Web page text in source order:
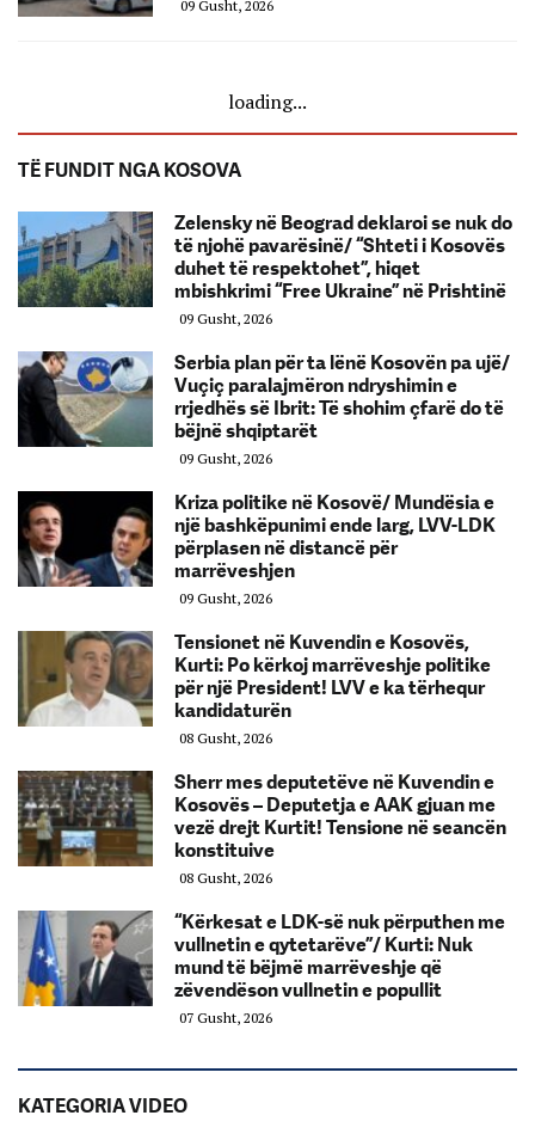
09 Gusht, 2026
loading...
TË FUNDIT NGA KOSOVA
Zelensky në Beograd deklaroi se nuk do
të njohë pavarësinë/ “Shteti i Kosovës
duhet të respektohet”, hiqet
mbishkrimi “Free Ukraine” në Prishtinë
09 Gusht, 2026
Serbia plan për ta lënë Kosovën pa ujë/
Vuçiç paralajmëron ndryshimin e
rrjedhës së Ibrit: Të shohim çfarë do të
bëjnë shqiptarët
09 Gusht, 2026
Kriza politike në Kosovë/ Mundësia e
një bashkëpunimi ende larg, LVV-LDK
përplasen në distancë për
marrëveshjen
09 Gusht, 2026
Tensionet në Kuvendin e Kosovës,
Kurti: Po kërkoj marrëveshje politike
për një President! LVV e ka tërhequr
kandidaturën
08 Gusht, 2026
Sherr mes deputetëve në Kuvendin e
Kosovës – Deputetja e AAK gjuan me
vezë drejt Kurtit! Tensione në seancën
konstituive
08 Gusht, 2026
“Kërkesat e LDK-së nuk përputhen me
vullnetin e qytetarëve”/ Kurti: Nuk
mund të bëjmë marrëveshje që
zëvendëson vullnetin e popullit
07 Gusht, 2026
KATEGORIA VIDEO